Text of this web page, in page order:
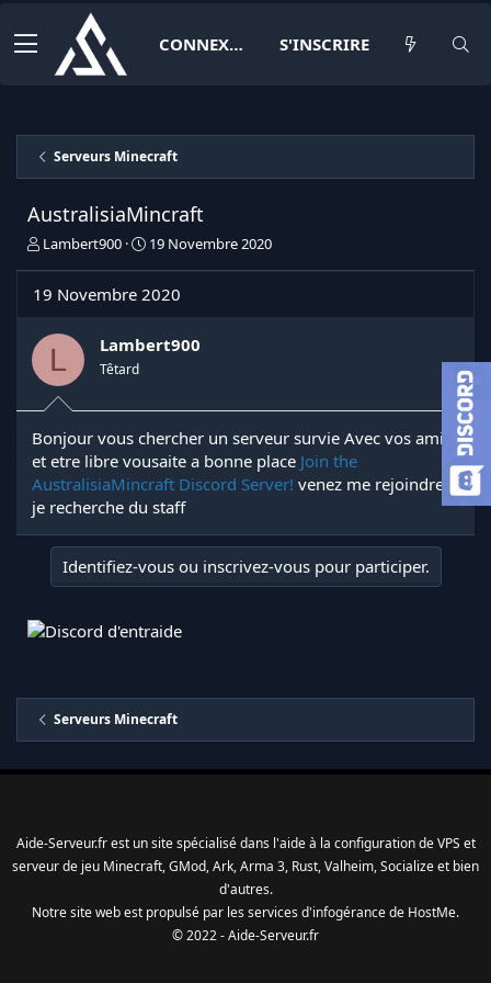
CONNEXION S'INSCRIRE
Serveurs Minecraft
AustralisiaMincraft
I
t
a
e
u
d
e
l
d
i
s
s
n
Lambert900
D
e
e
t
19 Novembre 2020
19 Novembre 2020
L Lambert900
Têtard
Bonjour vous chercher un serveur survie Avec vos amis
et etre libre vousaite a bonne place Join the
AustralisiaMincraft Discord Server! venez me rejoindre
je recherche du staff
Identifiez-vous ou inscrivez-vous pour participer.
Serveurs Minecraft
Aide-Serveur.fr est un site spécialisé dans l'aide à la configuration de VPS et
serveur de jeu Minecraft, GMod, Ark, Arma 3, Rust, Valheim, Socialize et bien
d'autres.
Notre site web est propulsé par les services d'infogérancede HostMe.
© 2022 - Aide-Serveur.fr